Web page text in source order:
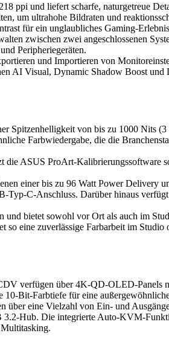
ppi und liefert scharfe, naturgetreue
um ultrahohe Bildraten und
für ein unglaubliches Gaming-
zwischen zwei angeschlossenen
Peripheriegeräten.
und Importieren von
AI Visual, Dynamic Shadow Boost und
von bis zu 1000 Nits
Farbwiedergabe, die die
ASUS ProArt-Kalibrierungssoftware
einer bis zu 96 Watt Power Delivery
C-Anschluss. Darüber hinaus
bietet sowohl vor Ort als auch im
eine zuverlässige Farbarbeit im Studio
verfügen über 4K-QD-OLED-Panels
Bit-Farbtiefe für eine
eine Vielzahl von Ein- und
Hub. Die integrierte Auto-KVM-
Multitasking.